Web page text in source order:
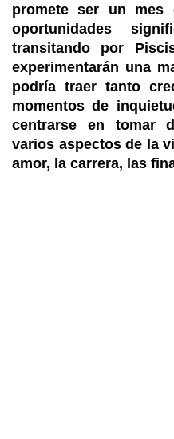
promete ser un mes
oportunidades
transitando por
experimentarán una
podría traer tanto
momentos de
centrarse en tomar
varios aspectos de la
amor, la carrera, las